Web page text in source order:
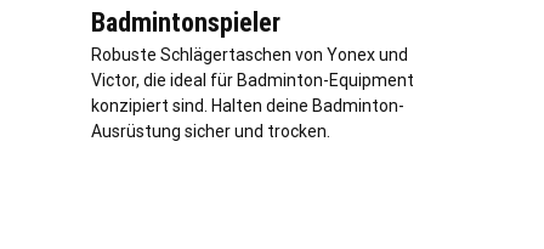
Badmintonspieler
Robuste Schlägertaschen von Yonex und
Victor, die ideal für Badminton-Equipment
konzipiert sind. Halten deine Badminton-
Ausrüstung sicher und trocken.